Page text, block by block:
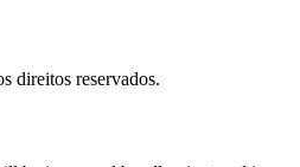
direitos reservados.